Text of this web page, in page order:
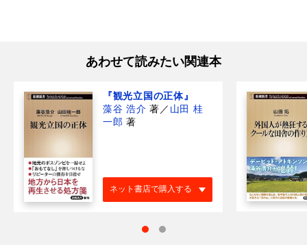
あわせて読みたい関連本
『観光立国の正体』
藻谷 浩介 著 ／ 山田 桂
一郎 著
ネット書店で購入する